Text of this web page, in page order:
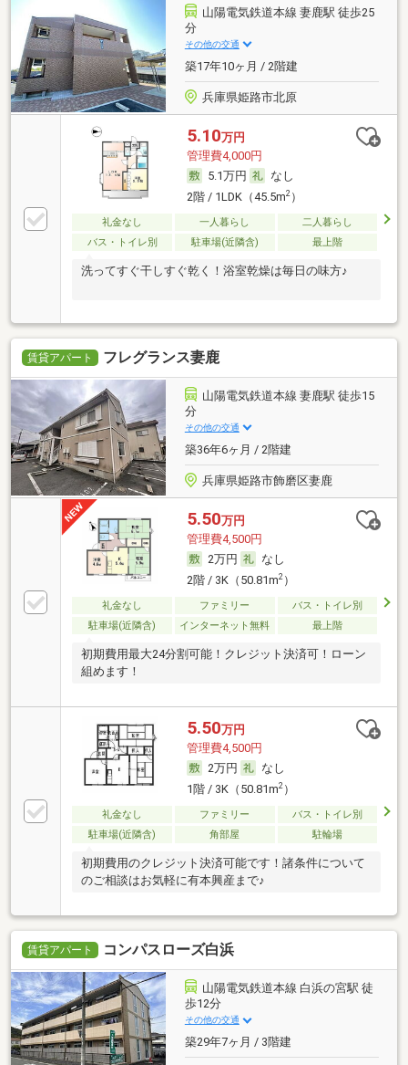
山陽電気鉄道本線 妻鹿駅 徒歩25
分
その他の交通
築17年10ヶ月 / 2階建
兵庫県姫路市北原
5.10万円
管理費4,000円
5.1万円
なし
2階 / 1LDK（45.5m2）
礼金なし 一人暮らし
二人暮らし
バス・トイレ別
駐車場(近隣含) 最上階
洗ってすぐ干しすぐ乾く！浴室乾燥は毎日の味方♪
賃貸アパート フレグランス妻鹿
山陽電気鉄道本線 妻鹿駅 徒歩15
分
その他の交通
築36年6ヶ月 / 2階建
兵庫県姫路市飾磨区妻鹿
5.50万円
管理費4,500円
2万円
なし
2階 / 3K（50.81m2）
礼金なし ファミリー
バス・トイレ別
駐車場(近隣含)
インターネット無料 最上階
初期費用最大24分割可能！クレジット決済可！ローン
組めます！
5.50万円
管理費4,500円
2万円
なし
1階 / 3K（50.81m2）
礼金なし ファミリー
バス・トイレ別
駐車場(近隣含)
角部屋 駐輪場
初期費用のクレジット決済可能です！諸条件について
のご相談はお気軽に有本興産まで♪
賃貸アパート コンパスローズ白浜
山陽電気鉄道本線 白浜の宮駅 徒
歩12分
その他の交通
築29年7ヶ月 / 3階建